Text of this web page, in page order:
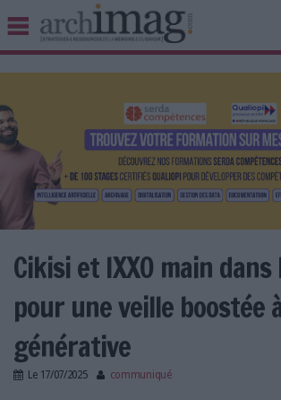
BIBLIOTHÈQUE ÉDITION
UNIVERS DATA
TRAVAIL COLLABORATIF
VIE NUMÉRIQUE
NUMÉRIQUE RESPONSABLE
LES DOSSIERS
LES NEWSLETTERS
LE MAGAZINE
Cikisi et IXXO main
pour une veille boostée
générative
Le 17/07/2025 communiqué